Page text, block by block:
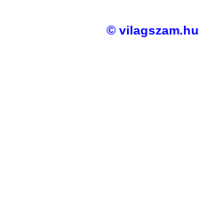
© vilagszam.hu